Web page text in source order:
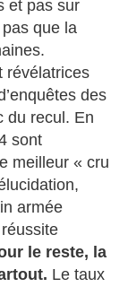
et pas sur
que la
révélatrices
des
du recul. En
sont
meilleur « cru
armée
le reste, la
Le taux